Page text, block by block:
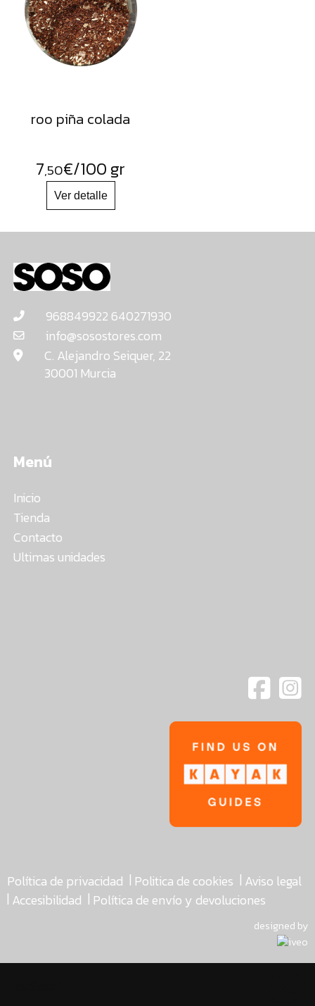
roo piña colada
7,50€/100 gr
968849922 640271930
info@sosostores.com
C. Alejandro Seiquer, 22
30001 Murcia
Menú
Inicio
Tienda
Contacto
Ultimas unidades
Política de privacidad | Politica de cookies | Aviso legal
| Accesibilidad | Política de envío y devoluciones
designed by